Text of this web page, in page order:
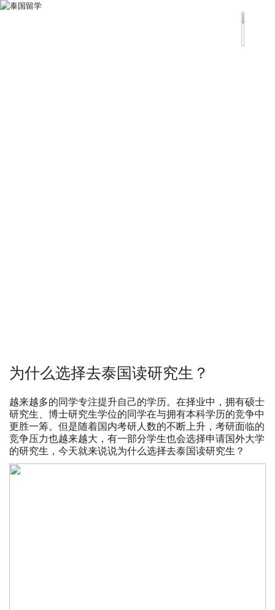
为什么选择去泰国读研究生？
越来越多的同学专注提升自己的学历。在择业中，拥有硕士
研究生、博士研究生学位的同学在与拥有本科学历的竞争中
更胜一筹。但是随着国内考研人数的不断上升，考研面临的
竞争压力也越来越大，有一部分学生也会选择申请国外大学
的研究生，今天就来说说为什么选择去泰国读研究生？